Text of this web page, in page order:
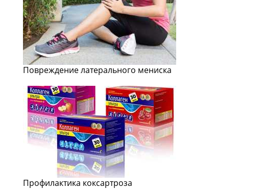
Повреждение латерального мениска
Профилактика коксартроза